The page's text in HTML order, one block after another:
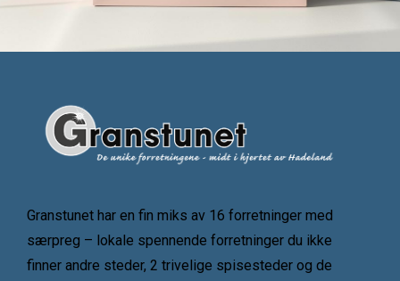
Granstunet har en fin miks av 16 forretninger med
særpreg – lokale spennende forretninger du ikke
finner andre steder, 2 trivelige spisesteder og de